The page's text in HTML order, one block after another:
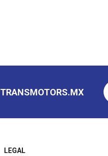
TRANSMOTORS.MX
LEGAL